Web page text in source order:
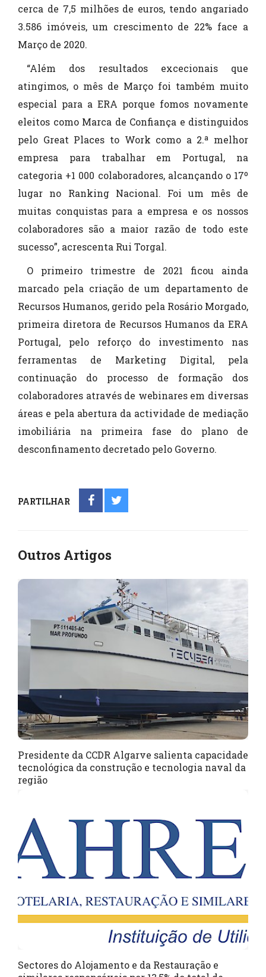
cerca de 7,5 milhões de euros, tendo angariado
3.586 imóveis, um crescimento de 22% face a
Março de 2020.
“Além dos resultados excecionais que
atingimos, o mês de Março foi também muito
especial para a ERA porque fomos novamente
eleitos como Marca de Confiança e distinguidos
pelo Great Places to Work como a 2.ª melhor
empresa para trabalhar em Portugal, na
categoria +1 000 colaboradores, alcançando o 17º
lugar no Ranking Nacional. Foi um mês de
muitas conquistas para a empresa e os nossos
colaboradores são a maior razão de todo este
sucesso”, acrescenta Rui Torgal.
O primeiro trimestre de 2021 ficou ainda
marcado pela criação de um departamento de
Recursos Humanos, gerido pela Rosário Morgado,
primeira diretora de Recursos Humanos da ERA
Portugal, pelo reforço do investimento nas
ferramentas de Marketing Digital, pela
continuação do processo de formação dos
colaboradores através de webinares em diversas
áreas e pela abertura da actividade de mediação
imobiliária na primeira fase do plano de
desconfinamento decretado pelo Governo.
PARTILHAR
Outros Artigos
Presidente da CCDR Algarve salienta capacidade
tecnológica da construção e tecnologia naval da
região
Sectores do Alojamento e da Restauração e